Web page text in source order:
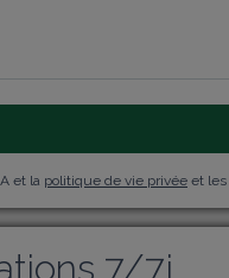
et la politique de vie privée et les
7/7j